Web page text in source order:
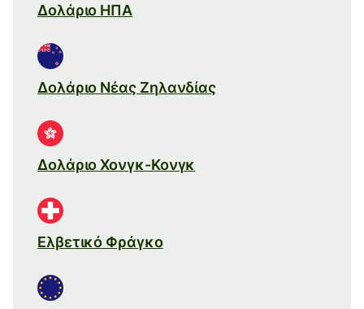
Δολάριο ΗΠΑ
Δολάριο Νέας Ζηλανδίας
Δολάριο Χονγκ-Κονγκ
Ελβετικό Φράγκο